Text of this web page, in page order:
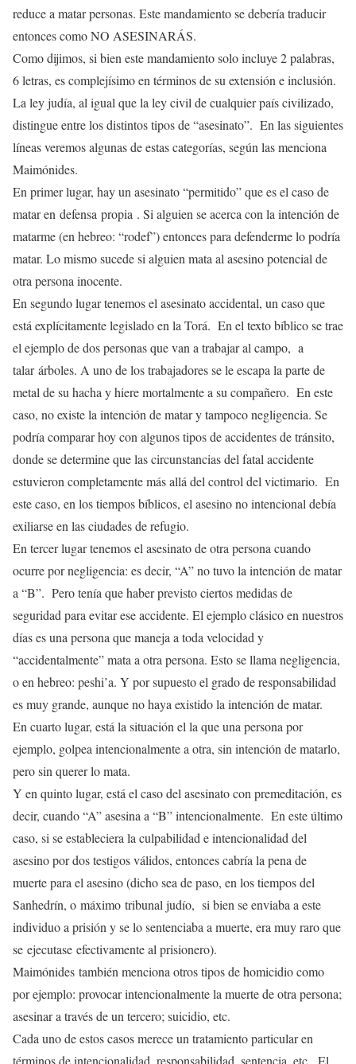
reduce a matar personas. Este mandamiento se debería traducir
entonces como NO ASESINARÁS.
Como dijimos, si bien este mandamiento solo incluye 2 palabras,
6 letras, es complejísimo en términos de su extensión e inclusión.
La ley judía, al igual que la ley civil de cualquier país civilizado,
distingue entre los distintos tipos de “asesinato”. En las siguientes
líneas veremos algunas de estas categorías, según las menciona
Maimónides.
En primer lugar, hay un asesinato “permitido” que es el caso de
matar en defensa propia . Si alguien se acerca con la intención de
matarme (en hebreo: “rodef”) entonces para defenderme lo podría
matar. Lo mismo sucede si alguien mata al asesino potencial de
otra persona inocente.
En segundo lugar tenemos el asesinato accidental, un caso que
está explícitamente legislado en la Torá. En el texto bíblico se trae
el ejemplo de dos personas que van a trabajar al campo, a
talar árboles. A uno de los trabajadores se le escapa la parte de
metal de su hacha y hiere mortalmente a su compañero. En este
caso, no existe la intención de matar y tampoco negligencia. Se
podría comparar hoy con algunos tipos de accidentes de tránsito,
donde se determine que las circunstancias del fatal accidente
estuvieron completamente más allá del control del victimario. En
este caso, en los tiempos bíblicos, el asesino no intencional debía
exiliarse en las ciudades de refugio.
En tercer lugar tenemos el asesinato de otra persona cuando
ocurre por negligencia: es decir, “A” no tuvo la intención de matar
a “B”. Pero tenía que haber previsto ciertos medidas de
seguridad para evitar ese accidente. El ejemplo clásico en nuestros
días es una persona que maneja a toda velocidad y
“accidentalmente” mata a otra persona. Esto se llama negligencia,
o en hebreo: peshi’a. Y por supuesto el grado de responsabilidad
es muy grande, aunque no haya existido la intención de matar.
En cuarto lugar, está la situación el la que una persona por
ejemplo, golpea intencionalmente a otra, sin intención de matarlo,
pero sin querer lo mata.
Y en quinto lugar, está el caso del asesinato con premeditación, es
decir, cuando “A” asesina a “B” intencionalmente. En este último
caso, si se estableciera la culpabilidad e intencionalidad del
asesino por dos testigos válidos, entonces cabría la pena de
muerte para el asesino (dicho sea de paso, en los tiempos del
Sanhedrín, o máximo tribunal judío, si bien se enviaba a este
individuo a prisión y se lo sentenciaba a muerte, era muy raro que
se ejecutase efectivamente al prisionero).
Maimónides también menciona otros tipos de homicidio como
por ejemplo: provocar intencionalmente la muerte de otra persona;
asesinar a través de un tercero; suicidio, etc.
Cada uno de estos casos merece un tratamiento particular en
términos de intencionalidad, responsabilidad, sentencia, etc. El